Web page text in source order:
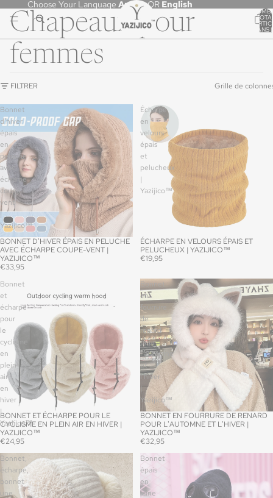
DANS
Choose Your Language ArabicOR English
Chapeaux pour
femmes
FILTRER Grille de
Bonnet
d'hiver
épais
en
peluche
avec
écharpe
coupe-
vent
|
Yazijico™
BONNET D'HIVER ÉPAIS EN PELUCHE
AVEC ÉCHARPE COUPE-VENT |
YAZIJICO™
€33,95
Écharpe
en
velours
épais
et
pelucheux
|
Yazijico™
ÉCHARPE EN VELOURS ÉPAIS ET
PELUCHEUX | YAZIJICO™
€19,95
Bonnet
et
écharpe
pour
le
cyclisme
en
plein
air
en
hiver
|
Yazijico™
BONNET ET ÉCHARPE POUR LE
CYCLISME EN PLEIN AIR EN HIVER |
YAZIJICO™
€24,95
Bonnet
en
fourrure
de
renard
pour
l'automne
et
l'hiver
|
Yazijico™
BONNET EN FOURRURE DE RENARD
POUR L'AUTOMNE ET L'HIVER |
YAZIJICO™
€32,95
Bonnet,
écharpe,
bonnet
une
Bonnet
épais
en
laine